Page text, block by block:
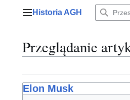
Menu główne
Historia AGH
Przeglądanie
Elon Musk